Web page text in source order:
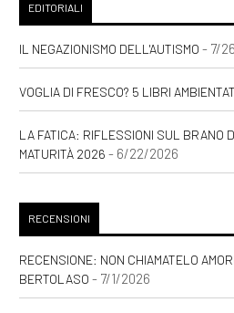
EDITORIALI
IL NEGAZIONISMO DELL'AUTISMO - 7/
VOGLIA DI FRESCO? 5 LIBRI
LA FATICA: RIFLESSIONI SUL BRANO
MATURITÀ 2026 - 6/22/2026
RECENSIONI
RECENSIONE: NON CHIAMATELO
BERTOLASO - 7/1/2026